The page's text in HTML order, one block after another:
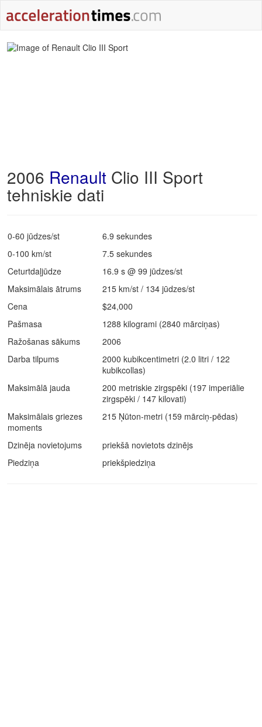
2006 Renault Clio III Sport
tehniskie dati
0-60 jūdzes/st
6.9 sekundes
0-100 km/st
7.5 sekundes
Ceturtdaļjūdze
16.9 s @ 99 jūdzes/st
Maksimālais ātrums
215 km/st / 134 jūdzes/st
Cena
$24,000
Pašmasa
1288 kilogrami (2840 mārciņas)
Ražošanas sākums
2006
Darba tilpums
2000 kubikcentimetri (2.0 litri / 122
kubikcollas)
Maksimālā jauda
200 metriskie zirgspēki (197 imperiālie
zirgspēki / 147 kilovati)
Maksimālais griezes
moments
215 Ņūton-metri (159 mārciņ-pēdas)
Dzinēja novietojums
priekšā novietots dzinējs
Piedziņa
priekšpiedziņa